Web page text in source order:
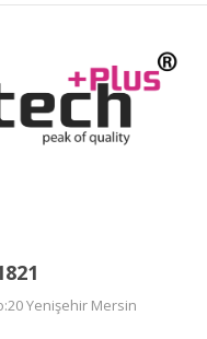
Yenişehir Mersin